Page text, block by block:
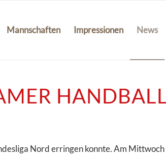
Mannschaften Impressionen News
Nord erringen konnte. Am Mittwoch